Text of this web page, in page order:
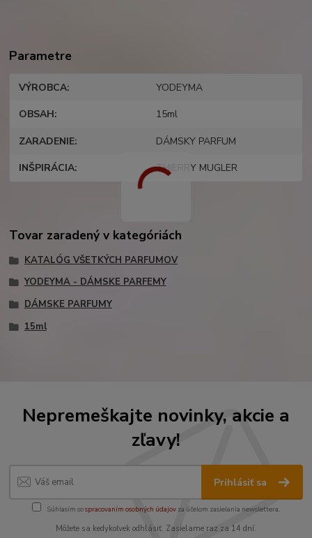
Parametre
VÝROBCA YODEYMA
OBSAH 15ml
ZARADENIE DÁMSKY PARFUM
INŠPIRÁCIA THIERRY MUGLER
Tovar zaradený v kategóriách
KATALÓG VŠETKÝCH PARFUMOV
YODEYMA - DÁMSKE PARFEMY
DÁMSKE PARFUMY
15ml
Nepremeškajte novinky, akcie a
zľavy!
Prihlásiť sa
Súhlasím sospracovaním osobných údajov za účelom zasielania newslettera.
Môžete sa kedykoľvek odhlásiť. Zasielame raz za 14 dní.